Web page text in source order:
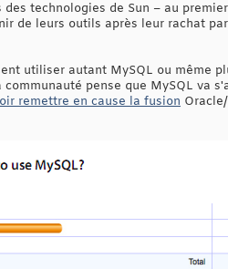
technologies de Sun – au
de leurs outils après leur rachat
utiliser autant MySQL ou même
pense que MySQL va
remettre en cause la fusion